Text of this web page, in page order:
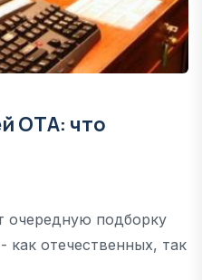
ОТА: что
очередную подборку
как отечественных, так